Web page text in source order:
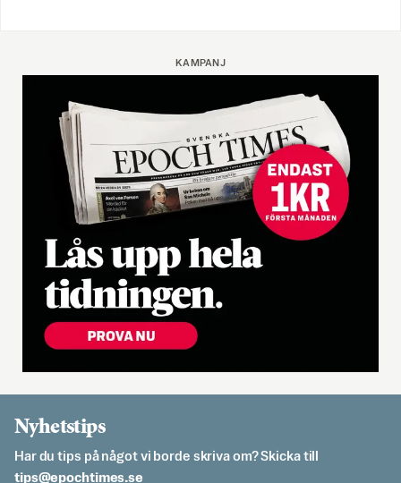
KAMPANJ
Nyhetstips
Har du tips på något vi borde skriva om? Skicka till
es.semithcope@spit